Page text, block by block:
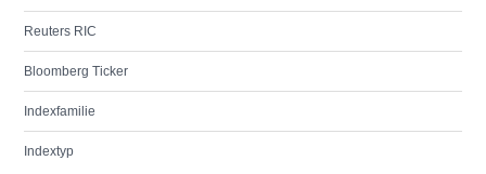
Reuters RIC
Bloomberg Ticker
Indexfamilie
Indextyp